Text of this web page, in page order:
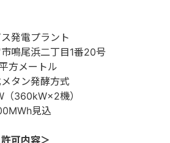
発電プラント
市鳴尾浜二丁目1番20号
方メートル
タン発酵方式
（360kW×2機）
見込
可内容＞